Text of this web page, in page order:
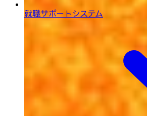
就職サポートシステム